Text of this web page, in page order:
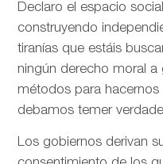
Declaro el espacio
construyendo
tiranías que estáis
ningún derecho moral a
métodos para
debamos temer
Los gobiernos derivan